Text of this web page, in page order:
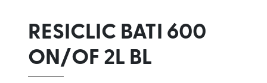
RESICLIC BATI 600
ON/OF 2L BL